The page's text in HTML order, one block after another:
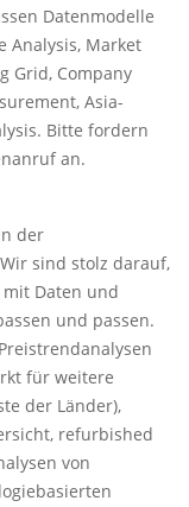
Datenmodelle
Analysis, Market
Grid, Company
Asia-
Bitte fordern
an.
der
sind stolz darauf,
Daten und
und passen.
für weitere
der Länder),
refurbished
von